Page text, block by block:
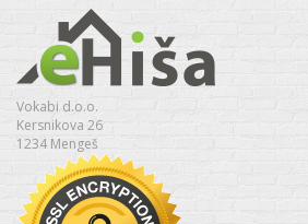
Vokabi d.o.o.
Kersnikova 26
1234 Mengeš